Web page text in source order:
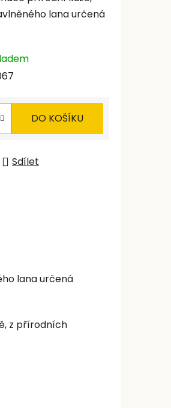
lana určená
DO KOŠÍKU
Sdílet
lana určená
z přírodních